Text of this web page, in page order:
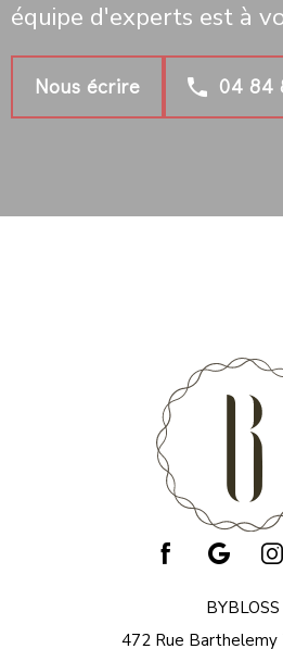
équipe d'experts est à
Nous écrire 04 84
BYBLOSS
472 Rue Barthelemy